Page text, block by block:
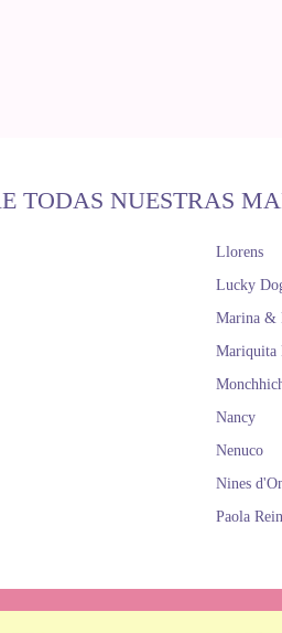
TODAS NUESTRAS
Llorens
Lucky
Marina &
Mariquita
Nancy
Nenuco
Nines
Paola